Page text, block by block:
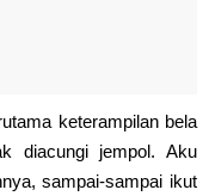
keterampilan bela
diacungi jempol. Aku
sampai-sampai ikut